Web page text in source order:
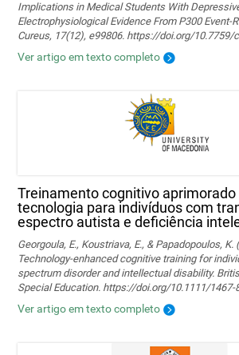
Implications in Medical Students With
Electrophysiological Evidence From P300 Event-
Cureus, 17(12), e99806. https://doi.org/10.7759/
Ver artigo em texto completo
Treinamento cognitivo aprimorado
tecnologia para indivíduos com
espectro autista e deficiência
Georgoula, E., Koustriava, E., & Papadopoulos, K.
Technology‐enhanced cognitive training for
spectrum disorder and intellectual disability.
Special Education. https://doi.org/10.1111/1467-
Ver artigo em texto completo